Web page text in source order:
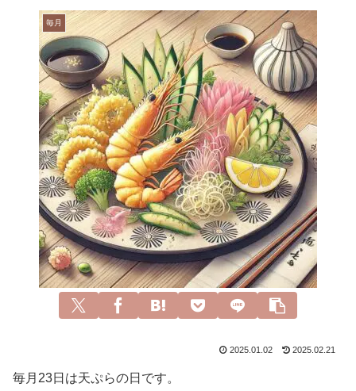
毎月
2025.01.02 2025.02.21
毎月23日は天ぷらの日です。